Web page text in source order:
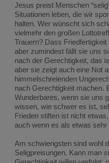
Jesus preist Menschen
Situationen leben, die wir
halten. Wer wünscht sich
vielmehr den großen
Trauern? Dass
aber zumindest fällt sie uns
nach der Gerechtigkeit, das
aber sie zeigt auch eine Not
himmelschreienden
nach Gerechtigkeit machen.
Wunderbares, wenn sie uns
wissen, wie schwer es ist,
Frieden stiften ist nicht
auch wenn es als etwas
Am schwierigsten sind wohl
Seligpreisungen. Kann man